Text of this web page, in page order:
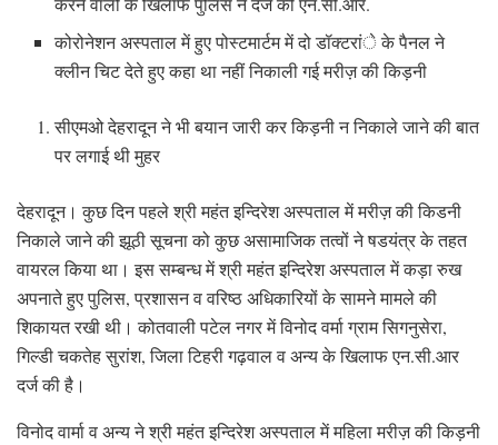
कोरोनेशन अस्पताल में हुए पोस्टमार्टम में दो डॉक्टरांे के पैनल ने
क्लीन चिट देते हुए कहा था नहीं निकाली गई मरीज़ की किड़नी
सीएमओ देहरादून ने भी बयान जारी कर किड़नी न निकाले जाने की बात
पर लगाई थी मुहर
देहरादून। कुछ दिन पहले श्री महंत इन्दिरेश अस्पताल में मरीज़ की किडनी
निकाले जाने की झूठी सूचना को कुछ असामाजिक तत्वों ने षडयंत्र के तहत
वायरल किया था। इस सम्बन्ध में श्री महंत इन्दिरेश अस्पताल में कड़ा रुख
अपनाते हुए पुलिस, प्रशासन व वरिष्ठ अधिकारियों के सामने मामले की
शिकायत रखी थी। कोतवाली पटेल नगर में विनोद वर्मा ग्राम सिगनुसेरा,
गिल्डी चकतेह सुरांश, जिला टिहरी गढ़वाल व अन्य के खिलाफ एन.सी.आर
दर्ज की है।
विनोद वार्मा व अन्य ने श्री महंत इन्दिरेश अस्पताल में महिला मरीज़ की किड़नी